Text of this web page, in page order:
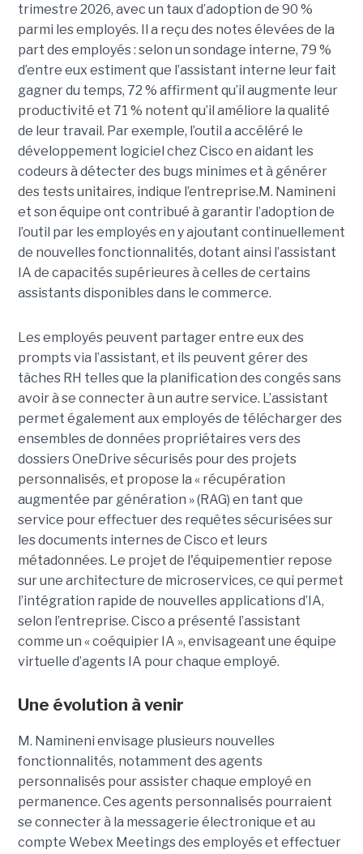
trimestre 2026, avec un taux d’adoption de 90 %
parmi les employés. Il a reçu des notes élevées de la
part des employés : selon un sondage interne, 79 %
d’entre eux estiment que l’assistant interne leur fait
gagner du temps, 72 % affirment qu’il augmente leur
productivité et 71 % notent qu’il améliore la qualité
de leur travail. Par exemple, l’outil a accéléré le
développement logiciel chez Cisco en aidant les
codeurs à détecter des bugs minimes et à générer
des tests unitaires, indique l’entreprise.M. Namineni
et son équipe ont contribué à garantir l’adoption de
l’outil par les employés en y ajoutant continuellement
de nouvelles fonctionnalités, dotant ainsi l’assistant
IA de capacités supérieures à celles de certains
assistants disponibles dans le commerce.
Les employés peuvent partager entre eux des
prompts via l’assistant, et ils peuvent gérer des
tâches RH telles que la planification des congés sans
avoir à se connecter à un autre service. L’assistant
permet également aux employés de télécharger des
ensembles de données propriétaires vers des
dossiers OneDrive sécurisés pour des projets
personnalisés, et propose la « récupération
augmentée par génération » (RAG) en tant que
service pour effectuer des requêtes sécurisées sur
les documents internes de Cisco et leurs
métadonnées. Le projet de l'équipementier repose
sur une architecture de microservices, ce qui permet
l’intégration rapide de nouvelles applications d’IA,
selon l’entreprise. Cisco a présenté l’assistant
comme un « coéquipier IA », envisageant une équipe
virtuelle d’agents IA pour chaque employé.
Une évolution à venir
M. Namineni envisage plusieurs nouvelles
fonctionnalités, notamment des agents
personnalisés pour assister chaque employé en
permanence. Ces agents personnalisés pourraient
se connecter à la messagerie électronique et au
compte Webex Meetings des employés et effectuer